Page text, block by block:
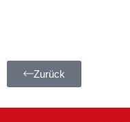
Zurück